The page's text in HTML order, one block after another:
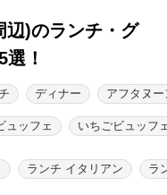
辺)のランチ・グ
！
ディナー アフタヌ
ュッフェ いちごビュッフ
ランチ イタリアン ラ